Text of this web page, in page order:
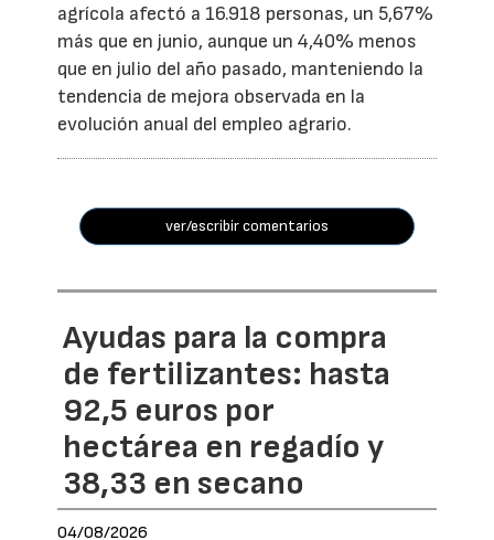
agrícola afectó a 16.918 personas, un 5,67%
más que en junio, aunque un 4,40% menos
que en julio del año pasado, manteniendo la
tendencia de mejora observada en la
evolución anual del empleo agrario.
ver/escribir comentarios
Ayudas para la compra
de fertilizantes: hasta
92,5 euros por
hectárea en regadío y
38,33 en secano
04/08/2026